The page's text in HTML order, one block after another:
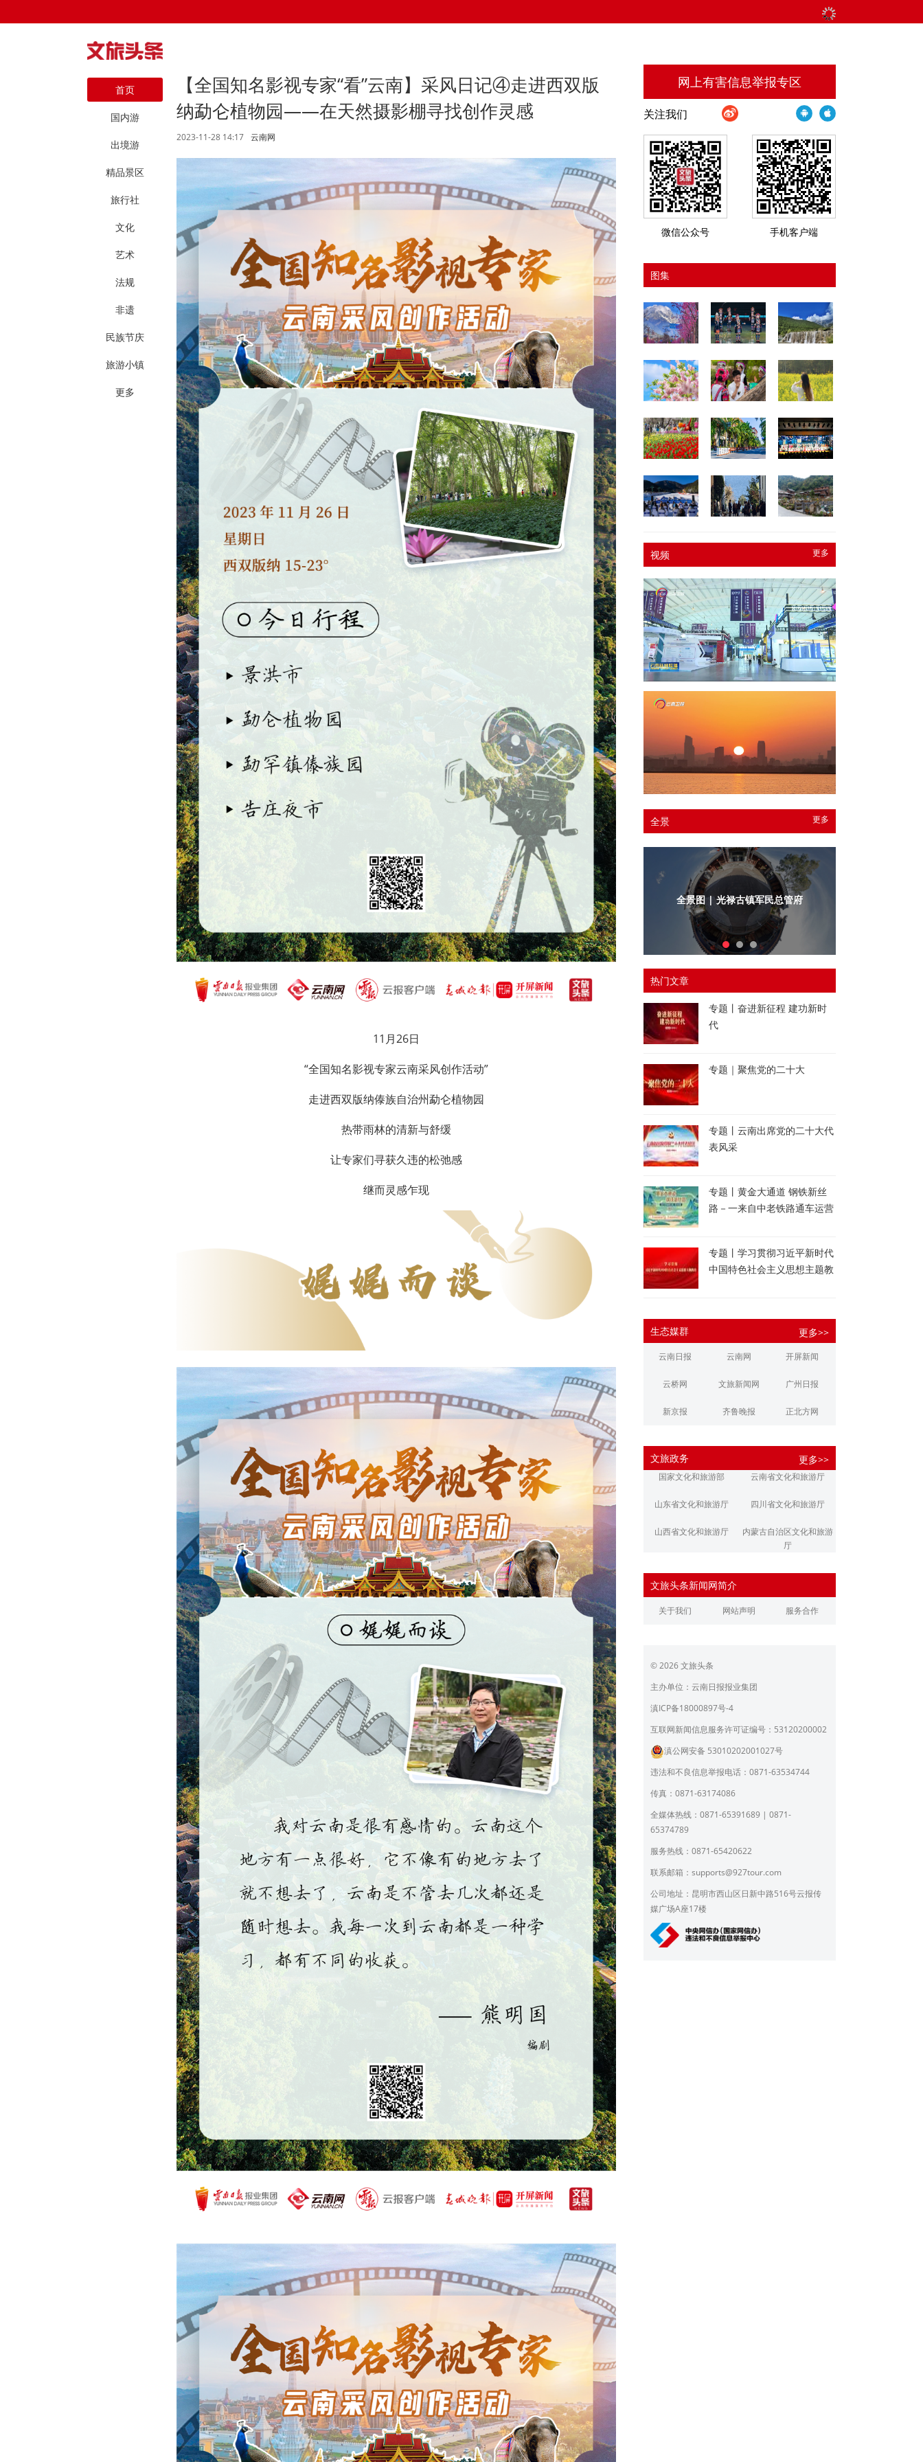
首页
国内游
出境游
精品景区
旅行社
文化
艺术
法规
非遗
民族节庆
旅游小镇
更多
【全国知名影视专家“看”云南】采风日记④走进西双版
纳勐仑植物园——在天然摄影棚寻找创作灵感
2023-11-28 14:17 云南网
11月26日
“全国知名影视专家云南采风创作活动”
走进西双版纳傣族自治州勐仑植物园
热带雨林的清新与舒缓
让专家们寻获久违的松弛感
继而灵感乍现
网上有害信息举报专区
关注我们
微信公众号 手机客户端
图集
更多
视频
更多
全景
全景图 | 光禄古镇军民总管府内庭
热门文章
专题丨奋进新征程 建功新时
代
专题｜聚焦党的二十大
专题丨云南出席党的二十大代
表风采
专题丨黄金大通道 钢铁新丝
路－一来自中老铁路通车运营
专题丨学习贯彻习近平新时代
中国特色社会主义思想主题教
生态媒群 更多>>
云南日报 云南网 开屏新闻
云桥网 文旅新闻网 广州日报
新京报 齐鲁晚报 正北方网
江南都市报 潇湘晨报
文旅政务 更多>>
国家文化和旅游部 云南省文化和旅游厅
山东省文化和旅游厅 四川省文化和旅游厅
山西省文化和旅游厅
内蒙古自治区文化和旅游
厅
浙江省文化和旅游厅
江西省文化和旅游厅 河南省文化和旅游厅
广东省文化和旅游厅
育厅
陕西省文化和旅游厅 甘肃省文化和旅游厅
青海省文化和旅游厅
宁夏回族自治区文化和旅
北京市文旅局
上海市文化和旅游局
员会
文旅头条新闻网简介
关于我们 网站声明 服务合作
© 2026 文旅头条
主办单位：云南日报报业集团
滇ICP备18000897号-4
互联网新闻信息服务许可证编号：53120200002
滇公网安备 53010202001027号
违法和不良信息举报电话：0871-63534744
传真：0871-63174086
全媒体热线：0871-65391689 | 0871-
65374789
服务热线：0871-65420622
联系邮箱： supports@927tour.com
公司地址：昆明市西山区日新中路516号云报传
媒广场A座17楼